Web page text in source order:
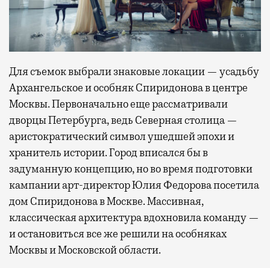
Для съемок выбрали знаковые локации — усадьбу
Архангельское и особняк Спиридонова в центре
Москвы. Первоначально еще рассматривали
дворцы Петербурга, ведь Северная столица —
аристократический символ ушедшей эпохи и
хранитель истории. Город вписался бы в
задуманную концепцию, но во время подготовки
кампании арт-директор Юлия Федорова посетила
дом Спиридонова в Москве. Массивная,
классическая архитектура вдохновила команду —
и остановиться все же решили на особняках
Москвы и Московской области.